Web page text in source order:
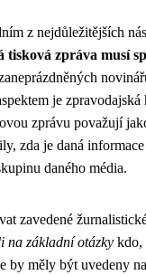
z nejdůležitějších
tisková zpráva musí
je zpravodajská
zprávu považují
zda je daná informace
daného média.
zavedené
na základní otázky kdo,
by měly být uvedeny